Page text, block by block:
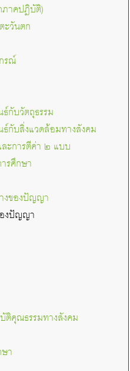
าคปฏิบัติ)
วันตก
รณ์
กับวัตถุธรรม
กับสิ่งแวดล้อมทางสังคม
ะการตีค่า ๒ แบบ
รศึกษา
งของปัญญา
งปัญญา
คุณธรรมทางสังคม
า